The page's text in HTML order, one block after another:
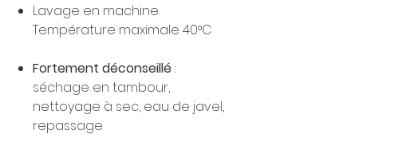
Lavage en machine.
Température maximale 40°C
Fortement déconseillé:
séchage en tambour,
nettoyage à sec, eau de javel,
repassage